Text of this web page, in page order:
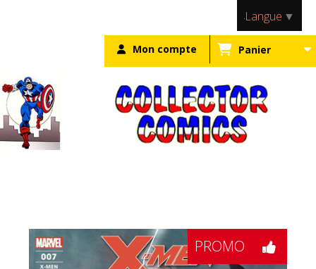
Mon compte Panier
Langue ▼